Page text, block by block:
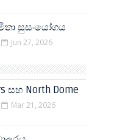
සුසංයෝගය
Jun 27, 2026
සහ North Dome
Mar 21, 2026